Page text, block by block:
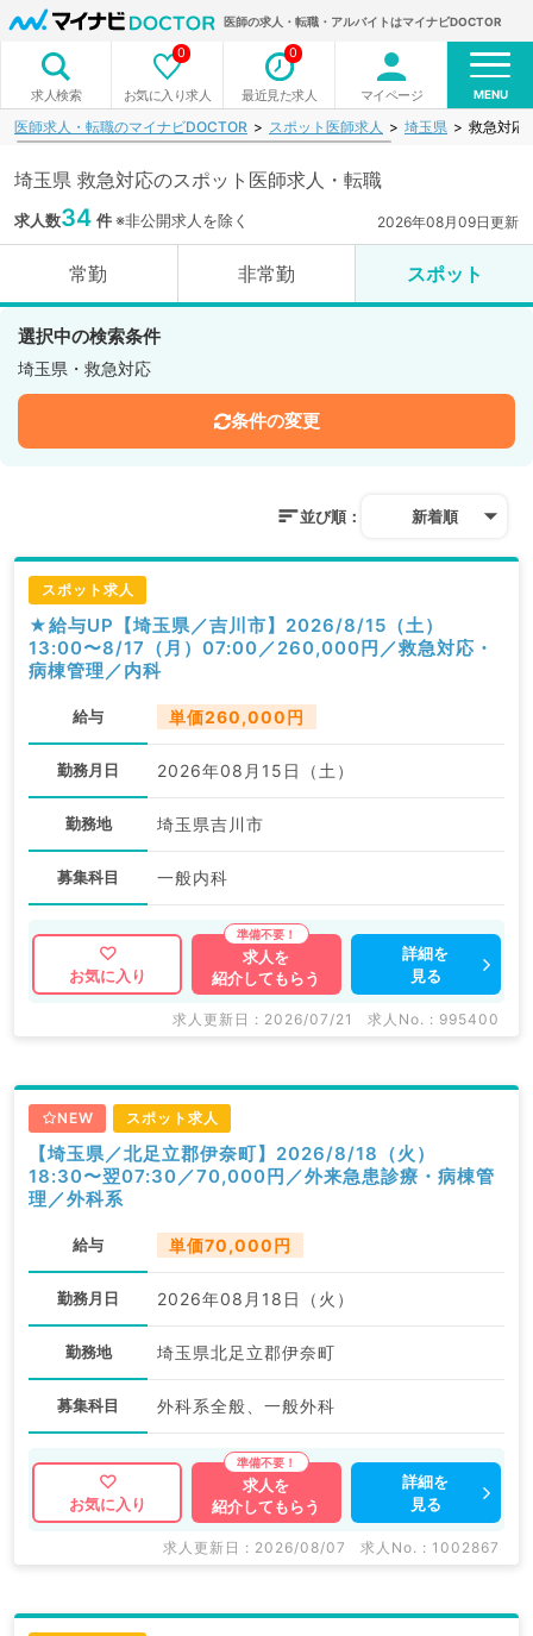
医師の求人・転職・アルバイトはマイナビDOCTOR
求人検索 お気に入り求人
0
最近見た求人
0
マイページ MENU
医師求人・転職のマイナビDOCTOR スポット医師求人 埼玉県 救急対応
埼玉県 救急対応のスポット医師求人・転職
求人数34 件※非公開求人を除く 2026年08月09日更新
常勤 非常勤 スポット
選択中の検索条件
埼玉県・救急対応
条件の変更
並び順： 新着順
スポット求人
★給与UP【埼玉県／吉川市】2026/8/15（土）
13:00〜8/17（月）07:00／260,000円／救急対応・
病棟管理／内科
給与 単価260,000円
勤務月日 2026年08月15日（土）
勤務地 埼玉県吉川市
募集科目 一般内科
お気に入り
求人を
紹介してもらう
詳細を
見る
求人更新日 : 2026/07/21 求人No. : 995400
NEW スポット求人
【埼玉県／北足立郡伊奈町】2026/8/18（火）
18:30〜翌07:30／70,000円／外来急患診療・病棟管
理／外科系
給与 単価70,000円
勤務月日 2026年08月18日（火）
勤務地 埼玉県北足立郡伊奈町
募集科目 外科系全般、一般外科
お気に入り
求人を
紹介してもらう
詳細を
見る
求人更新日 : 2026/08/07 求人No. : 1002867